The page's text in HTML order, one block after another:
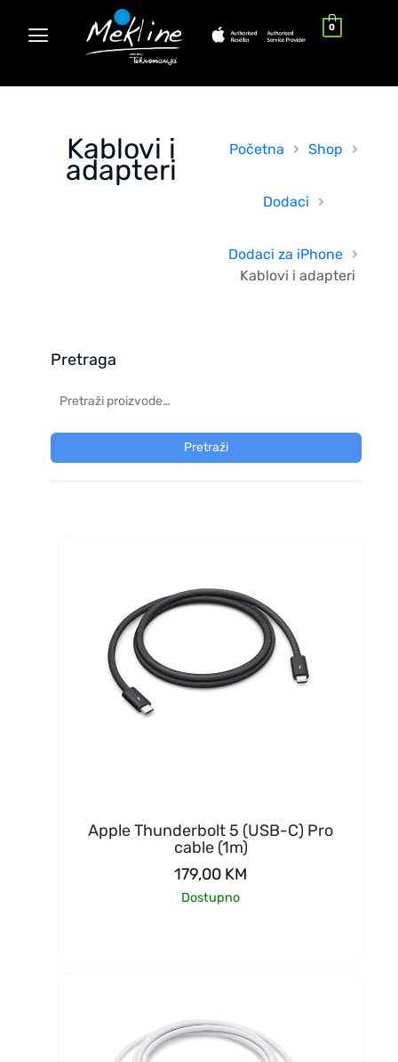
0
Kablovi i
adapteri
Početna Shop
Dodaci
Dodaci za iPhone
Kablovi i adapteri
Pretraga
Pretraži
Apple Thunderbolt 5 (USB-C) Pro
cable (1m)
179,00 KM
Dostupno